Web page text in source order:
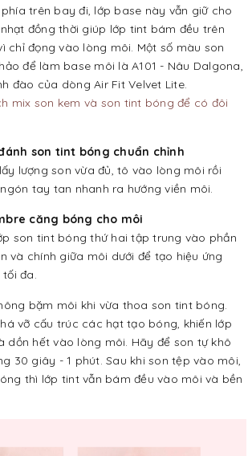
trên bay đi, lớp base này vẫn giữ cho
đồng thời giúp lớp tint bám đều trên
chỉ đọng vào lòng môi. Một số màu son
để làm base môi là A101 - Nâu Dalgona,
đào của dòng Air Fit Velvet Lite.
mix son kem và son tint bóng để có đôi
son tint bóng chuẩn chỉnh
lượng son vừa đủ, tô vào lòng môi rồi
tay tan nhanh ra hướng viền môi.
căng bóng cho môi
son tint bóng thứ hai tập trung vào phần
và chính giữa môi dưới để tạo hiệu ứng
đa.
bặm môi khi vừa thoa son tint bóng.
vỡ cấu trúc các hạt tạo bóng, khiến lớp
dồn hết vào lòng môi. Hãy để son tự khô
30 giây - 1 phút. Sau khi son tệp vào môi,
thì lớp tint vẫn bám đều vào môi và bền